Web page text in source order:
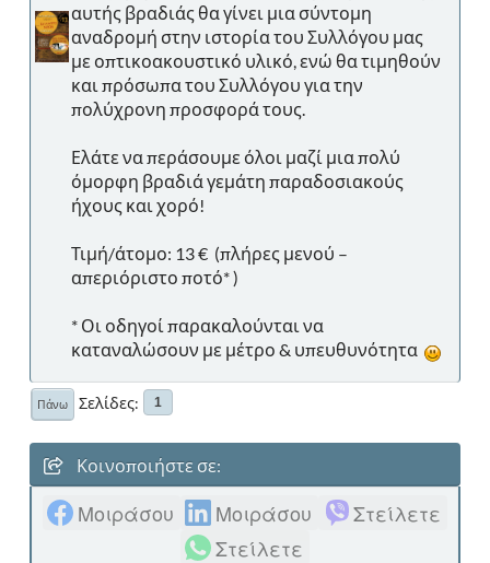
αυτής βραδιάς θα γίνει μια σύντομη
αναδρομή στην ιστορία του Συλλόγου μας
με οπτικοακουστικό υλικό, ενώ θα τιμηθούν
και πρόσωπα του Συλλόγου για την
πολύχρονη προσφορά τους.
Ελάτε να περάσουμε όλοι μαζί μια πολύ
όμορφη βραδιά γεμάτη παραδοσιακούς
ήχους και χορό!
Τιμή/άτομο: 13 € (πλήρες μενού –
απεριόριστο ποτό* )
* Οι οδηγοί παρακαλούνται να
καταναλώσουν με μέτρο & υπευθυνότητα
Πάνω Σελίδες 1
Κοινοποιήστε σε:
Μοιράσου Μοιράσου
Στείλετε
Στείλετε